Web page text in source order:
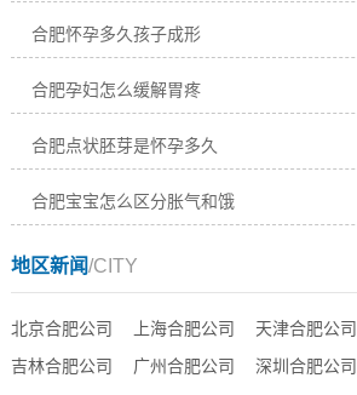
合肥怀孕多久孩子成形
合肥孕妇怎么缓解胃疼
合肥点状胚芽是怀孕多久
合肥宝宝怎么区分胀气和饿
地区新闻/CITY
北京合肥公司 上海合肥公司 天津合肥公司
吉林合肥公司
广州合肥公司 深圳合肥公司